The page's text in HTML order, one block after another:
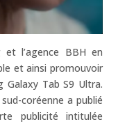
et l’agence BBH en
et ainsi promouvoir
Tab S9 Ultra.
coréenne a publié
publicité intitulée